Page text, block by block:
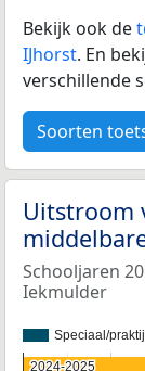
Bekijk ook de
IJhorst. En
verschillende
Soorten
Uitstroom
Schooljaren
Iekmulder
Speciaal/
2024-2025
2024-2025